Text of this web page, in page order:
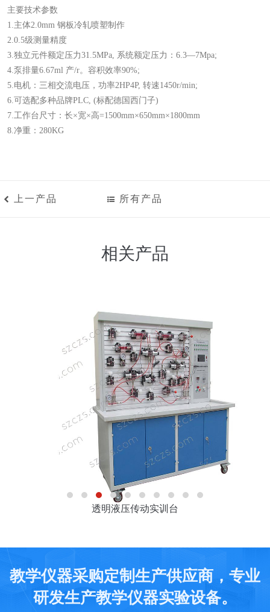
主要技术参数
1.主体2.0mm 钢板冷轧喷塑制作
2.0.5级测量精度
3.独立元件额定压力31.5MPa, 系统额定压力：6.3—7Mpa;
4.泵排量6.67ml 产/r。容积效率90%;
5.电机：三相交流电压，功率2HP4P, 转速1450r/min;
6.可选配多种品牌PLC, (标配德国西门子)
7.工作台尺寸：长×宽×高=1500mm×650mm×1800mm
8.净重：280KG
上一产品 所有产品
相关产品
透明液压传动实训台
教学仪器采购定制生产供应商，专业
研发生产教学仪器实验设备。